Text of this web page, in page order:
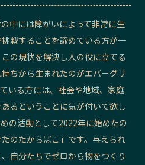
中には障がいによって非常に生
戦することを諦めている方が一
の現状を解決し人の役に立てる
ちから生まれたのがエバーグリ
いる方には、社会や地域、家庭
るということに気が付いて欲し
の活動として2022年に始めたの
のたからばこ」です。与えられ
自分たちでゼロから物をつくり